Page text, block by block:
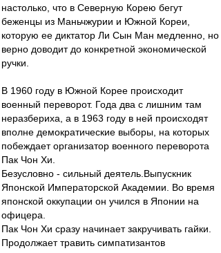
настолько, что в Северную Корею бегут
беженцы из Маньчжурии и Южной Кореи,
которую ее диктатор Ли Сын Ман медленно, но
верно доводит до конкретной экономической
ручки.
В 1960 году в Южной Корее происходит
военный переворот. Года два с лишним там
неразбериха, а в 1963 году в ней происходят
вполне демократические выборы, на которых
побеждает организатор военного переворота
Пак Чон Хи.
Безусловно - сильный деятель.Выпускник
Японской Императорской Академии. Во время
японской оккупации он учился в Японии на
офицера.
Пак Чон Хи сразу начинает закручивать гайки.
Продолжает травить симпатизантов